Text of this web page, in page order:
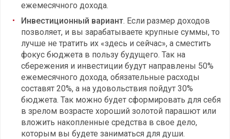
ежемесячного дохода.
Инвестиционный вариант. Если размер доходов
позволяет, и вы зарабатываете крупные суммы, то
лучше не тратить их «здесь и сейчас», а сместить
фокус бюджета в пользу будущего. Так на
сбережения и инвестиции будут направлены 50%
ежемесячного дохода, обязательные расходы
составят 20%, а на удовольствия пойдут 30%
бюджета. Так можно будет сформировать для себя
в зрелом возрасте хороший золотой парашют или
вложить накопленные средства в свое дело,
которым вы будете заниматься для души.